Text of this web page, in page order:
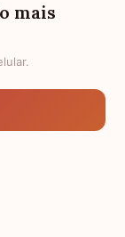
PARA AVÓ
mais